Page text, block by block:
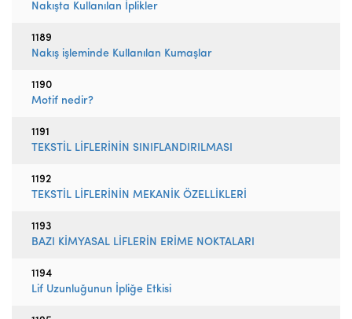
Nakışta Kullanılan İplikler
1189
Nakış işleminde Kullanılan Kumaşlar
1190
Motif nedir?
1191
TEKSTİL LİFLERİNİN SINIFLANDIRILMASI
1192
TEKSTİL LİFLERİNİN MEKANİK ÖZELLİKLERİ
1193
BAZI KİMYASAL LİFLERİN ERİME NOKTALARI
1194
Lif Uzunluğunun İpliğe Etkisi